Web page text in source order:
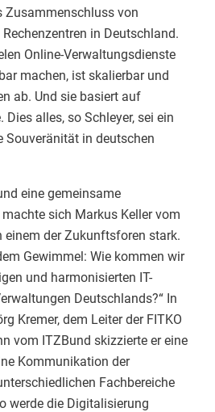
Zusammenschluss von
in Deutschland.
Online-Verwaltungsdienste
machen, ist skalierbar und
ab. Und sie basiert auf
alles, so Schleyer, sei ein
Souveränität in deutschen
eine gemeinsame
machte sich Markus Keller vom
einem der Zukunftsforen stark.
Gewimmel: Wie kommen wir
und harmonisierten IT-
Deutschlands?“ In
Kremer, dem Leiter der FITKO
vom ITZBund skizzierte er eine
Kommunikation der
Fachbereiche
werde die Digitalisierung